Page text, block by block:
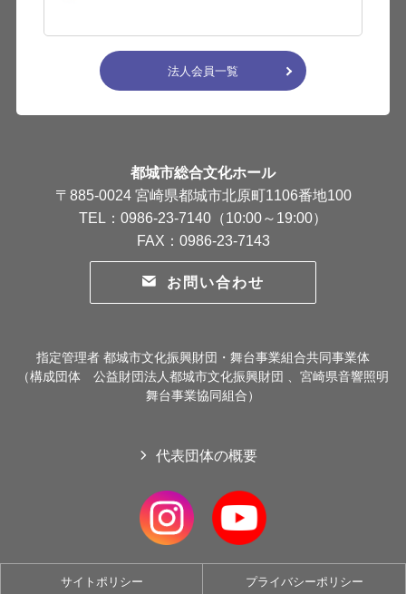
法人会員一覧
都城市総合文化ホール
〒885-0024 宮崎県都城市北原町1106番地100
TEL：0986-23-7140（10:00～19:00）
FAX：0986-23-7143
お問い合わせ
指定管理者 都城市文化振興財団・舞台事業組合共同事業体
（構成団体 公益財団法人都城市文化振興財団 、宮崎県音響照明
舞台事業協同組合）
代表団体の概要
サイトポリシー プライバシーポリシー